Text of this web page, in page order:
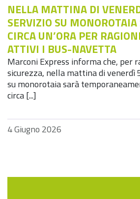
NELLA MATTINA DI
SERVIZIO SU MONOROTAIA
CIRCA UN’ORA PER
ATTIVI I BUS-NAVETTA
Marconi Express informa che, per
sicurezza, nella mattina di venerdì
su monorotaia sarà
circa [...]
4 Giugno 2026